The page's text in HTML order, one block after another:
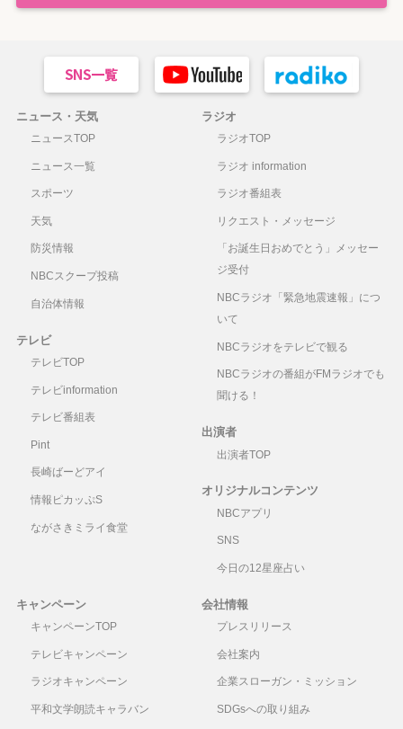
ニュース・天気
ニュースTOP
ニュース一覧
スポーツ
天気
防災情報
NBCスクープ投稿
自治体情報
テレビ
テレビTOP
テレビinformation
テレビ番組表
Pint
長崎ばーどアイ
情報ピカッぷS
ながさきミライ食堂
ラジオ
ラジオTOP
ラジオ information
ラジオ番組表
リクエスト・メッセージ
「お誕生日おめでとう」メッセー
ジ受付
NBCラジオ「緊急地震速報」につ
いて
NBCラジオをテレビで観る
NBCラジオの番組がFMラジオでも
聞ける！
出演者
出演者TOP
オリジナルコンテンツ
NBCアプリ
SNS
今日の12星座占い
キャンペーン
キャンペーンTOP
テレビキャンペーン
ラジオキャンペーン
平和文学朗読キャラバン
会社情報
プレスリリース
会社案内
企業スローガン・ミッション
SDGsへの取り組み